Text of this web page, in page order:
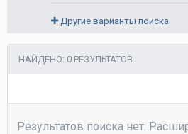
Другие варианты поиска
НАЙДЕНО: 0 РЕЗУЛЬТАТОВ
Результатов поиска нет.